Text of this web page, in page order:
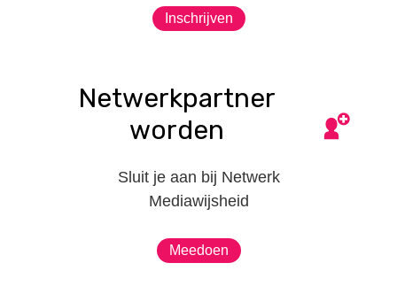
Inschrijven
Netwerkpartner
worden
Sluit je aan bij Netwerk
Mediawijsheid
Meedoen